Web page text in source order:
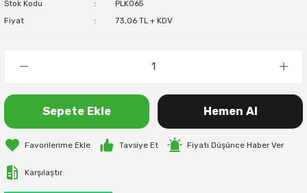
Stok Kodu
PLK065
Fiyat
73,06 TL + KDV
Sepete Ekle Hemen Al
Tavsiye Et Fiyatı Düşünce Haber Ver
Karşılaştır